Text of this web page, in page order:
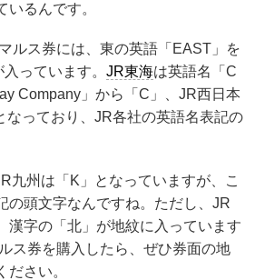
いるんです。
ルス券には、東の英語「EAST」を
入っています。JR東海は英語名「C
Company」から「C」、JR西日本
なっており、JR各社の英語名表記の
九州は「K」となっていますが、こ
の頭文字なんですね。ただし、JR
漢字の「北」が地紋に入っています
ス券を購入したら、ぜひ券面の地
ださい。